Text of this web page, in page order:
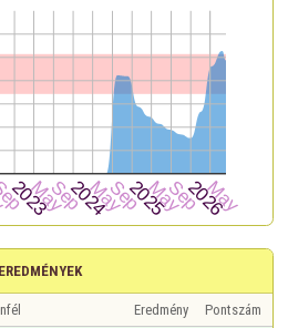
EREDMÉNYEK
Eredmény
Pontszám